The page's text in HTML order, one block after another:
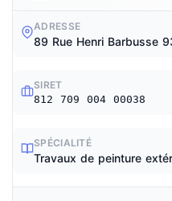
ADRESSE
89 Rue Henri Barbusse
SIRET
812 709 004 00038
SPÉCIALITÉ
Travaux de peinture